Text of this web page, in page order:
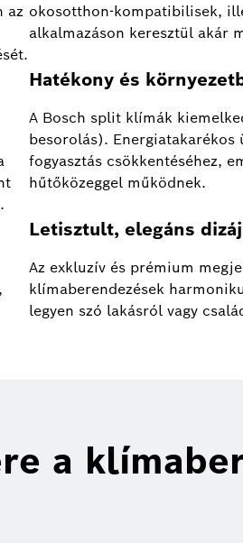
az
,
okosotthon-kompatibilisek,
alkalmazáson keresztül akár
Hatékony és
A Bosch split klímák
besorolás).
fogyasztás csökkentéséhez,
hűtőközeggel működnek.
Letisztult, elegáns
Az exkluzív és prémium
klímaberendezések
legyen szó lakásról vagy
a